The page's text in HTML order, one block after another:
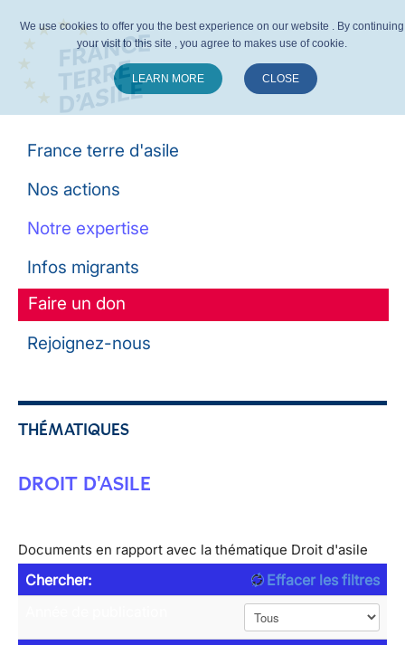
France terre d'asile
Nos actions
Notre expertise
Infos migrants
Faire un don
Rejoignez-nous
THÉMATIQUES
DROIT D'ASILE
Documents en rapport avec la thématique Droit d'asile
Chercher:
Effacer les filtres
We use cookies to offer you the best experience on our website . By continuing
your visit to this site , you agree to makes use of cookie.
LEARN MORE CLOSE